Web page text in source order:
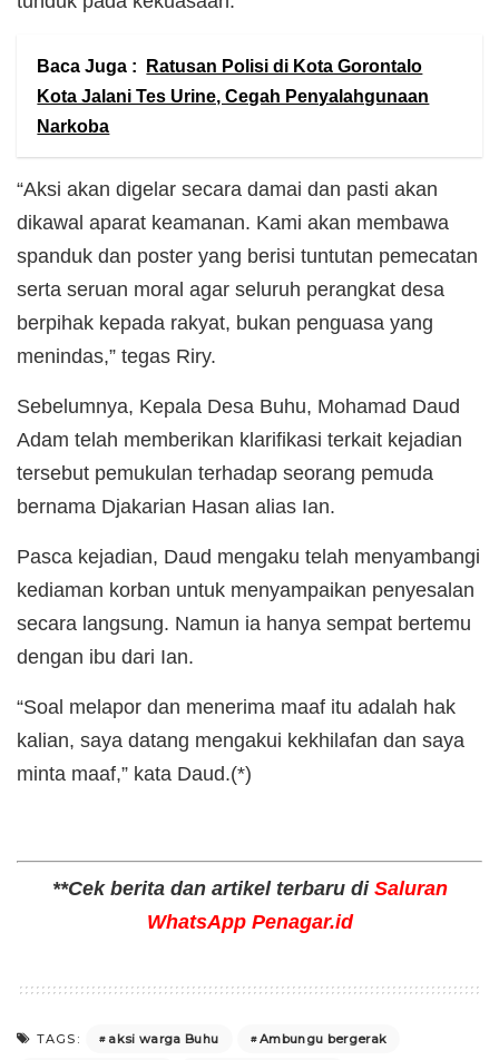
Baca Juga :
Ratusan Polisi di Kota Gorontalo
Kota Jalani Tes Urine, Cegah Penyalahgunaan
Narkoba
“Aksi akan digelar secara damai dan pasti akan
dikawal aparat keamanan. Kami akan membawa
spanduk dan poster yang berisi tuntutan pemecatan
serta seruan moral agar seluruh perangkat desa
berpihak kepada rakyat, bukan penguasa yang
menindas,” tegas Riry.
Sebelumnya, Kepala Desa Buhu, Mohamad Daud
Adam telah memberikan klarifikasi terkait kejadian
tersebut pemukulan terhadap seorang pemuda
bernama Djakarian Hasan alias Ian.
Pasca kejadian, Daud mengaku telah menyambangi
kediaman korban untuk menyampaikan penyesalan
secara langsung. Namun ia hanya sempat bertemu
dengan ibu dari Ian.
“Soal melapor dan menerima maaf itu adalah hak
kalian, saya datang mengakui kekhilafan dan saya
minta maaf,” kata Daud.(*)
**Cek berita dan artikel terbaru di Saluran
WhatsApp Penagar.id
TAGS: aksi warga Buhu
Ambungu bergerak